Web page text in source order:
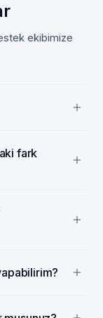
ekibimize
fark